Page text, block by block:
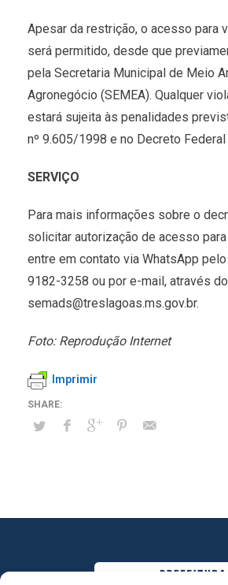
Apesar da restrição, o acesso para
será permitido, desde que
pela Secretaria Municipal de Meio
Agronegócio (SEMEA). Qualquer
estará sujeita às penalidades
nº 9.605/1998 e no Decreto
SERVIÇO
Para mais informações sobre o
solicitar autorização de acesso
entre em contato via WhatsApp
9182-3258 ou por e-mail, através
semads@treslagoas.ms.gov.br.
Foto: Reprodução Internet
Imprimir